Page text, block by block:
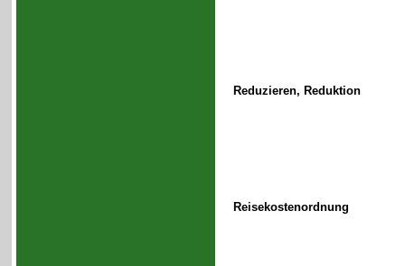
Reduzieren, Reduktion
Reisekostenordnung